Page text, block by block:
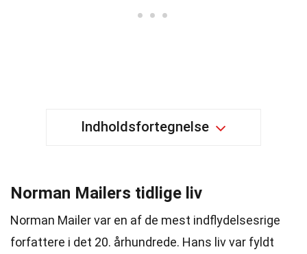
Indholdsfortegnelse
Norman Mailers tidlige liv
Norman Mailer var en af de mest indflydelsesrige
forfattere i det 20. århundrede. Hans liv var fyldt